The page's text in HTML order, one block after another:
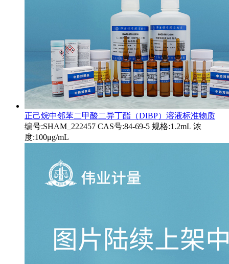
正己烷中邻苯二甲酸二异丁酯（DIBP）溶液标准物质
编号:SHAM_222457 CAS号:84-69-5 规格:1.2mL 浓
度:100μg/mL